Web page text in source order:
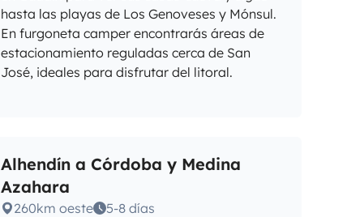
hasta las playas de Los Genoveses y Mónsul.
En furgoneta camper encontrarás áreas de
estacionamiento reguladas cerca de San
José, ideales para disfrutar del litoral.
Alhendín a Córdoba y Medina
Azahara
260km oeste
5-8 días